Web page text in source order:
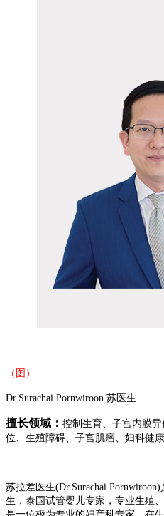
（图）
Dr.Surachai Pornwiroon 苏医生
擅长领域： 控制生育、子宫内膜
位、生殖障碍、子宫肌瘤、妇科健康
苏拉差医生(Dr.Surachai
生，泰国试管婴儿专家，专业生殖